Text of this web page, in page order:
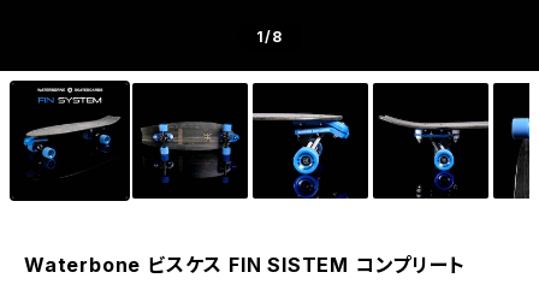
1/8
Waterbone ビスケス FIN SISTEM コンプリート